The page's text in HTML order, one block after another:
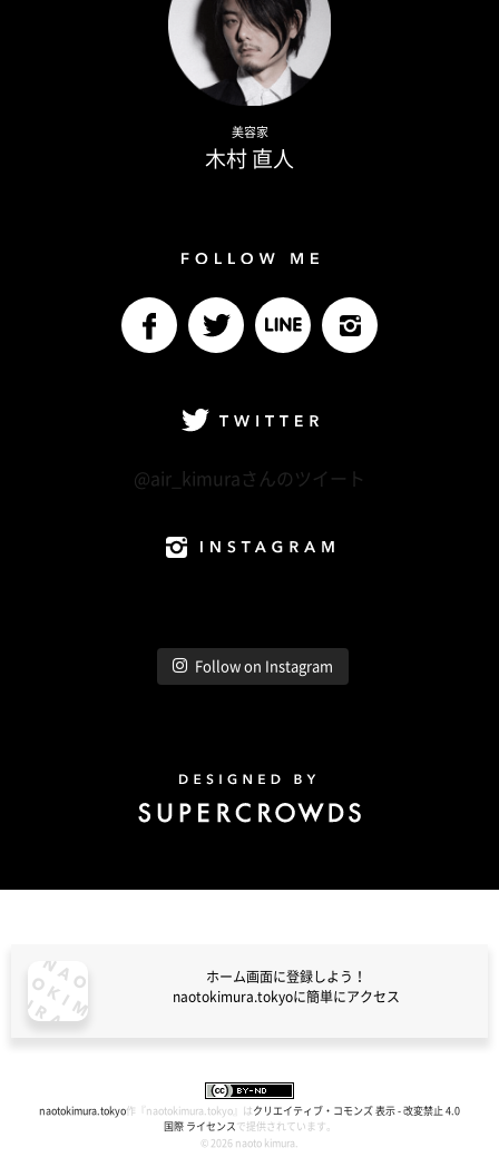
美容家
木村 直人
@air_kimuraさんのツイート
Follow on Instagram
ホーム画面に登録しよう！
naotokimura.tokyoに簡単にアクセス
naotokimura.tokyo作『 naotokimura.tokyo 』は クリエイティブ・コモンズ 表示 - 改変禁止 4.0
国際 ライセンス で提供されています。
© 2026 naoto kimura.